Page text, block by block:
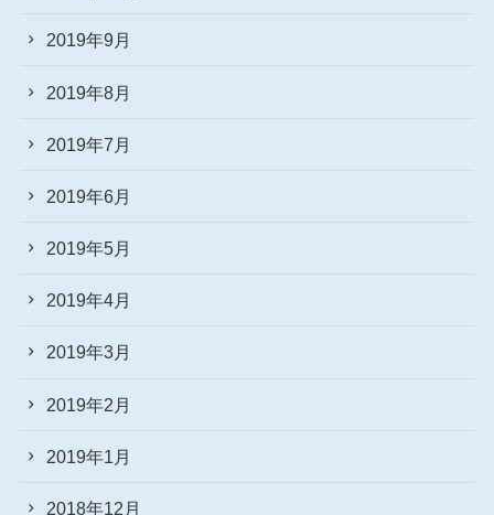
2019年9月
2019年8月
2019年7月
2019年6月
2019年5月
2019年4月
2019年3月
2019年2月
2019年1月
2018年12月